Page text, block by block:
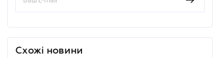
Схожі новини